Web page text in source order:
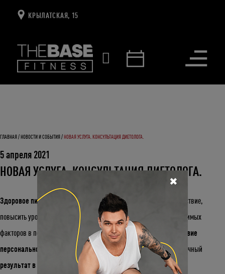
КРЫЛАТСКАЯ, 15
Открыть
ГЛАВНАЯ НОВОСТИ И СОБЫТИЯ НОВАЯ УСЛУГА. КОНСУЛЬТАЦИЯ ДИЕТОЛОГА.
5 апреля 2021
НОВАЯ УСЛУГА. КОНСУЛЬТАЦИЯ ДИЕТОЛОГА.
Здоровое питание помогает
положительно повлиять на самочувствие,
повысить уровень энергии, а также является одним из самых значимых
факторов в построении тела и улучшении здоровья.Взаимодействие
персонального тренера и диетолога– качественный и долгосрочный
результат в построении тела и улучшении здоровья
✖